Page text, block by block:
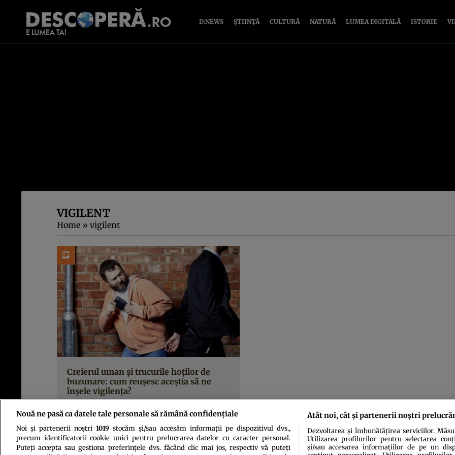
D:NEWS ȘTIINȚĂ CULTURĂ NATURĂ LUMEA DIGITALĂ ISTORIE
VIGILENT
Home » vigilent
Creierul uman şi trucurile hoţilor de
buzunare: cum reuşesc aceştia să ne
înşele vigilenţa?
Nouă ne pasă ca datele tale personale să rămână confidențiale
Noi și partenerii noștri 1019stocăm și/sau accesăm informații pe dispozitivul dvs.,
precum identificatorii cookie unici pentru prelucrarea datelor cu caracter personal.
Puteți accepta sau gestiona preferințele dvs. făcând clic mai jos, respectiv vă puteți
Atât noi, cât și partenerii noștri
Dezvoltarea și îmbunătățirea serviciilor.
Utilizarea profilurilor pentru selectarea
și/sau accesarea informațiilor de pe un